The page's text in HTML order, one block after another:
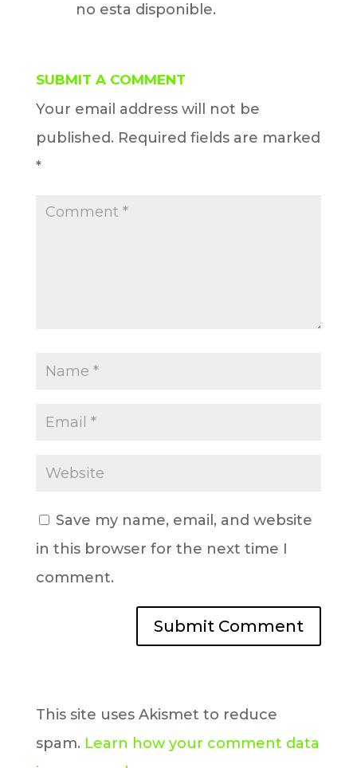
no esta disponible.
SUBMIT A COMMENT
Your email address will not be
published. Required fields are marked
*
Save my name, email, and website
in this browser for the next time I
comment.
This site uses Akismet to reduce
spam. Learn how your comment data